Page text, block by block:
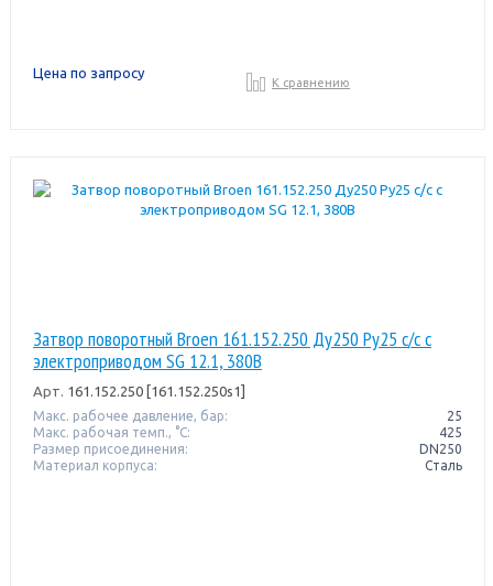
Цена по запросу
К сравнению
Затвор поворотный Broen 161.152.250 Ду250 Ру25 с/с с
электроприводом SG 12.1, 380В
Арт. 161.152.250 [161.152.250s1]
Макс. рабочее давление, бар:
25
Макс. рабочая темп., °С:
425
Размер присоединения:
DN250
Материал корпуса:
Сталь